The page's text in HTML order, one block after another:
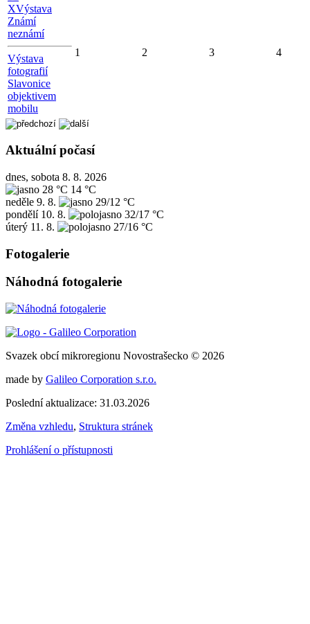
XVýstava
Známí
neznámí
Výstava
fotografií
Slavonice
objektivem
mobilu
1 2 3 4
Aktuální počasí
dnes, sobota 8. 8. 2026
28 °C 14 °C
neděle 9. 8.
29/12 °C
pondělí 10. 8.
32/17 °C
úterý 11. 8. 27/16 °C
Fotogalerie
Náhodná fotogalerie
Svazek obcí mikroregionu Novostrašecko © 2026
made by Galileo Corporation s.r.o.
Poslední aktualizace: 31.03.2026
Změna vzhledu, Struktura stránek
Prohlášení o přístupnosti